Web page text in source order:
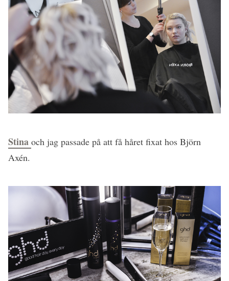
Stina och jag passade på att få håret fixat hos Björn
Axén.